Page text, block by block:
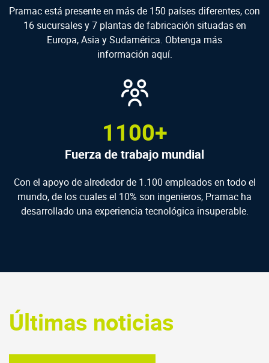
Pramac está presente en más de 150 países diferentes, con
16 sucursales y 7 plantas de fabricación situadas en
Europa, Asia y Sudamérica. Obtenga más
información aquí.
1100+
Fuerza de trabajo mundial
Con el apoyo de alrededor de 1.100 empleados en todo el
mundo, de los cuales el 10% son ingenieros, Pramac ha
desarrollado una experiencia tecnológica insuperable.
Últimas noticias